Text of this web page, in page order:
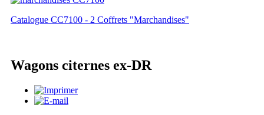
Catalogue CC7100 - 2 Coffrets "Marchandises"
Wagons citernes ex-DR